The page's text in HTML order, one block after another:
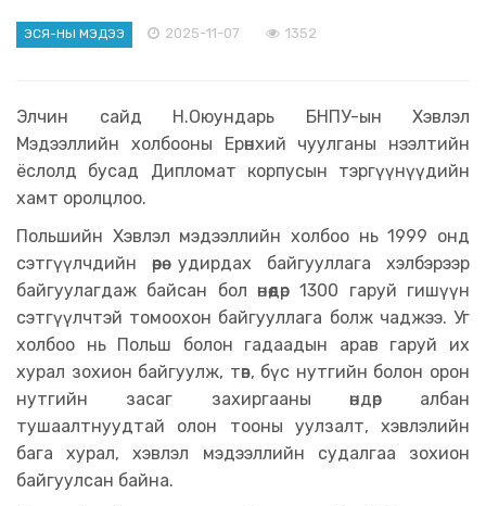
ЭСЯ-НЫ МЭДЭЭ 2025-11-07 1352
Элчин сайд Н.Оюундарь БНПУ-ын Хэвлэл
Мэдээллийн холбооны Ерөнхий чуулганы нээлтийн
ёслолд бусад Дипломат корпусын тэргүүнүүдийн
хамт оролцлоо.
Польшийн Хэвлэл мэдээллийн холбоо нь 1999 онд
сэтгүүлчдийн өөрөө удирдах байгууллага хэлбэрээр
байгуулагдаж байсан бол өнөөдөр 1300 гаруй гишүүн
сэтгүүлчтэй томоохон байгууллага болж чаджээ. Уг
холбоо нь Польш болон гадаадын арав гаруй их
хурал зохион байгуулж, төв, бүс нутгийн болон орон
нутгийн засаг захиргааны өндөр албан
тушаалтнуудтай олон тооны уулзалт, хэвлэлийн
бага хурал, хэвлэл мэдээллийн судалгаа зохион
байгуулсан байна.